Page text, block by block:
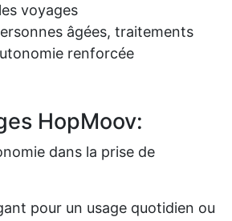
voyages
âgées, traitements
renforcée
HopMoov:
dans la prise de
pour un usage quotidien ou